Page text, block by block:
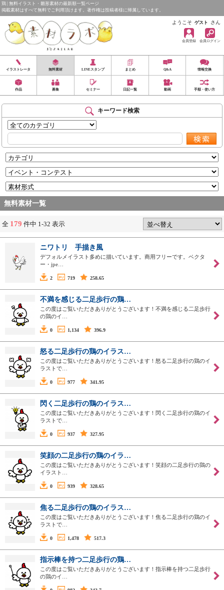
鶏 | 無料イラスト・雛形素材の最新順一覧ページ
掲載素材はすべて無料でご利用頂けます。著作権は投稿者様に帰属しています。
ようこそ ゲスト さん
会員登録 会員ログイン
イラストレータ 無料素材 LINEスタンプ まとめ Q&A 情報交換
作品 募集 セミナー 日記一覧 動画 手順・使い方
キーワード検索
無料素材一覧
全 179 件中 1-32 表示
ニワトリ 手描き風
デフォルメイラスト多めに描いています。商用フリーです。ベクタ
ー・jpe…
2 719 258.65
不満を感じる二足歩行の鶏…
この度はご覧いただきありがとうございます！不満を感じる二足歩行
の鶏のイ…
0 1,134 396.9
怒る二足歩行の鶏のイラス…
この度はご覧いただきありがとうございます！怒る二足歩行の鶏のイ
ラストで…
0 977 341.95
閃く二足歩行の鶏のイラス…
この度はご覧いただきありがとうございます！閃く二足歩行の鶏のイ
ラストで…
0 937 327.95
笑顔の二足歩行の鶏のイラ…
この度はご覧いただきありがとうございます！笑顔の二足歩行の鶏の
イラスト…
0 939 328.65
焦る二足歩行の鶏のイラス…
この度はご覧いただきありがとうございます！焦る二足歩行の鶏のイ
ラストで…
0 1,478 517.3
指示棒を持つ二足歩行の鶏…
この度はご覧いただきありがとうございます！指示棒を持つ二足歩行
の鶏のイ…